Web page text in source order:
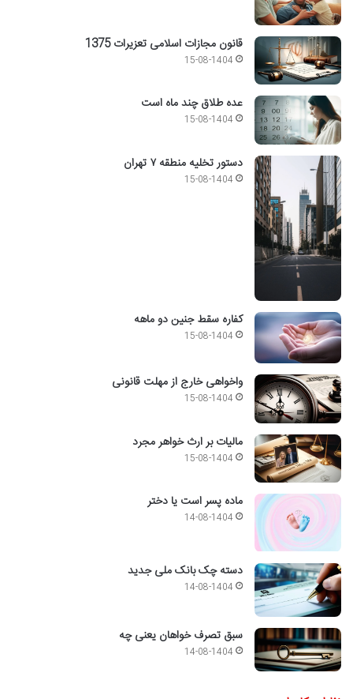
قانون مجازات اسلامی تعزیرات 1375
15-08-1404
عده طلاق چند ماه است
15-08-1404
دستور تخلیه منطقه ۷ تهران
15-08-1404
کفاره سقط جنین دو ماهه
15-08-1404
واخواهی خارج از مهلت قانونی
15-08-1404
مالیات بر ارث خواهر مجرد
15-08-1404
ماده پسر است یا دختر
14-08-1404
دسته چک بانک ملی جدید
14-08-1404
سبق تصرف خواهان یعنی چه
14-08-1404